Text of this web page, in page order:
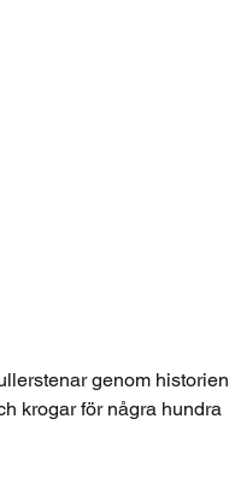
genom historien
krogar för några hundra